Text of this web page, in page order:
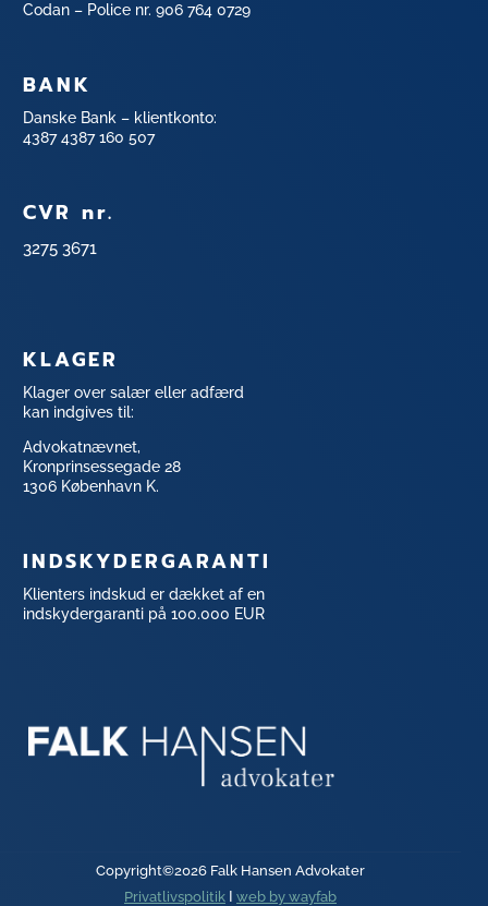
Codan – Police nr. 906 764 0729
BANK
Danske Bank – klientkonto:
4387 4387 160 507
CVR nr.
3275 3671
KLAGER
Klager over salær eller adfærd
kan indgives til:
Advokatnævnet,
Kronprinsessegade 28
1306 København K.
INDSKYDERGARANTI
Klienters indskud er dækket af en
indskydergaranti på 100.000 EUR
Copyright©2026 Falk Hansen Advokater
Privatlivspolitik
web by wayfab